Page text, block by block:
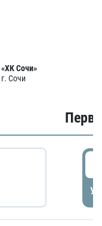
«ХК Сочи»
г. Сочи